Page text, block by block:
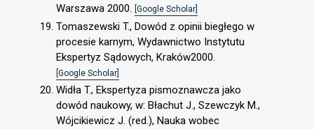
Warszawa 2000. [Google Scholar]
Tomaszewski T., Dowód z opinii biegłego w
procesie karnym, Wydawnictwo Instytutu
Ekspertyz Sądowych, Kraków2000.
[Google Scholar]
Widła T., Ekspertyza pismoznawcza jako
dowód naukowy, w: Błachut J., Szewczyk M.,
Wójcikiewicz J. (red.), Nauka wobec